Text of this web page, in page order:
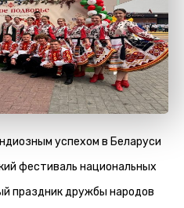
успехом в Беларуси
фестиваль национальных
праздник дружбы народов